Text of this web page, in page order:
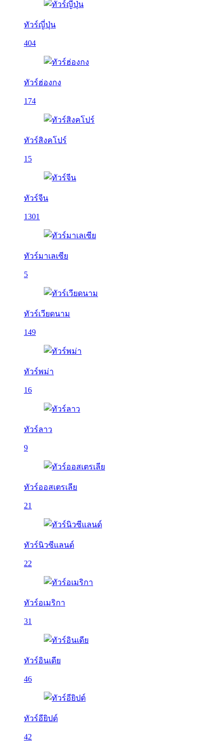
ทัวร์ญี่ปุ่น
404
ทัวร์ฮ่องกง
174
ทัวร์สิงคโปร์
15
ทัวร์จีน
1301
ทัวร์มาเลเซีย
5
ทัวร์เวียดนาม
149
ทัวร์พม่า
16
ทัวร์ลาว
9
ทัวร์ออสเตรเลีย
21
ทัวร์นิวซีแลนด์
22
ทัวร์อเมริกา
31
ทัวร์อินเดีย
46
ทัวร์อียิปต์
42